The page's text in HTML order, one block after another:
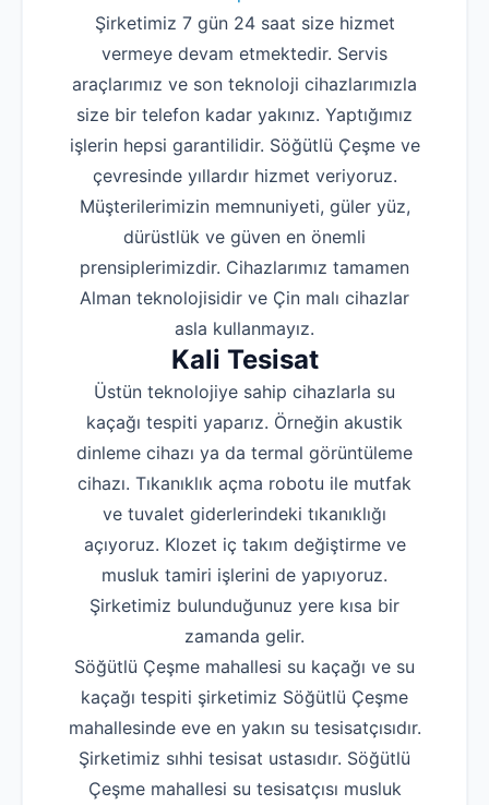
Şirketimiz 7 gün 24 saat size hizmet
vermeye devam etmektedir. Servis
araçlarımız ve son teknoloji cihazlarımızla
size bir telefon kadar yakınız. Yaptığımız
işlerin hepsi garantilidir. Söğütlü Çeşme ve
çevresinde yıllardır hizmet veriyoruz.
Müşterilerimizin memnuniyeti, güler yüz,
dürüstlük ve güven en önemli
prensiplerimizdir. Cihazlarımız tamamen
Alman teknolojisidir ve Çin malı cihazlar
asla kullanmayız.
Kali Tesisat
Üstün teknolojiye sahip cihazlarla su
kaçağı tespiti yaparız. Örneğin akustik
dinleme cihazı ya da termal görüntüleme
cihazı. Tıkanıklık açma robotu ile mutfak
ve tuvalet giderlerindeki tıkanıklığı
açıyoruz. Klozet iç takım değiştirme ve
musluk tamiri işlerini de yapıyoruz.
Şirketimiz bulunduğunuz yere kısa bir
zamanda gelir.
Söğütlü Çeşme mahallesi su kaçağı ve su
kaçağı tespiti şirketimiz Söğütlü Çeşme
mahallesinde eve en yakın su tesisatçısıdır.
Şirketimiz sıhhi tesisat ustasıdır. Söğütlü
Çeşme mahallesi su tesisatçısı musluk